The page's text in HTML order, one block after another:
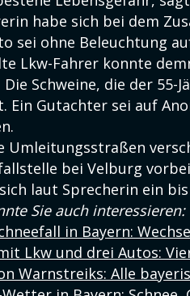
habe sich bei dem
sei ohne Beleuchtung
Lkw-Fahrer konnte
Die Schweine, die der
Ein Gutachter sei auf
Umleitungsstraßen
bei Velburg
laut Sprecherin ein
Sie auch interessieren:
in Bayern:
Lkw und drei Autos:
Warnstreiks: Alle